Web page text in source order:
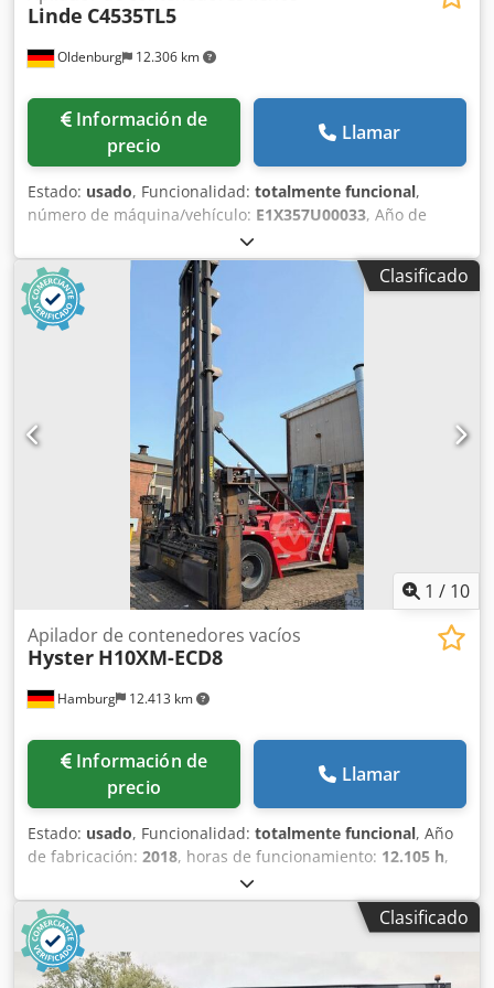
Oldenburg 12.306 km
Linde C4535TL5
Información de
precio
Llamar
Estado: usado, Funcionalidad: totalmente funcional,
número de máquina/vehículo: E1X357U00033, Año de
, horas de funcionamiento:
capacidad de carga:45.000 kg, altura de elevación:16.000
mm, tipo de combustible:
, tipo de mástil:
telescópico
, altura de construcción:
246 kW (334,47 CV)
, peso en vacío:
Diesel, Reachstacker para contenedores
completos Número de bastidor: E1X357U00033 Tipo de
mástil: Telescópico Transmisión: Dana TE 27 Estado
técnico: bueno Tipo de neumáticos delanteros: neumáticos
de aire Medida neumáticos delanteros: 18.00 x 33 Estado
neumáticos delanteros: 40 - 60% Tipo de neumáticos
traseros: neumáticos de aire Medida neumáticos traseros:
18.00 x 33 Estado neumáticos traseros: 40 - 60%
Descripción: buen estado de funcionamiento y operación
Dsdsy A Ufgopfx Al Djck Desplazador lateral, Cámara,
Engrase centralizado, cabina móvil Focos de trabajo
traseros, focos delanteros, calefacción, cabina completa,
Clasificado
1 / 10
Hamburg 12.413 km
Apilador de contenedores vacíos
Hyster H10XM-ECD8
Información de
precio
Llamar
Estado: usado, Funcionalidad: totalmente funcional, Año
de fabricación: 2018, horas de funcionamiento: 12.105 h,
10.000 kg, altura de elevación:
mm, tipo de combustible:diésel, tipo de mástil:dúplex,
altura de construcción:
, potencia:168 kW
(228,42 CV) , peso en vacío:
accionamiento:Diesel
, Apilador de contenedores vacíos
Clasificado